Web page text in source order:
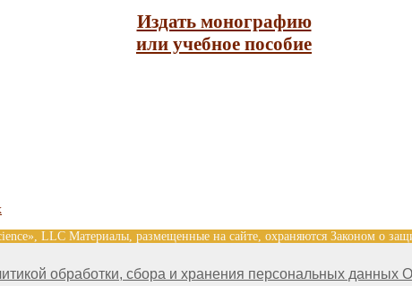
обработки, сбора и хранения персональных данных
Издать монографию
или учебное пособие
LLC Материалы, размещенные на сайте, охраняются Законом о